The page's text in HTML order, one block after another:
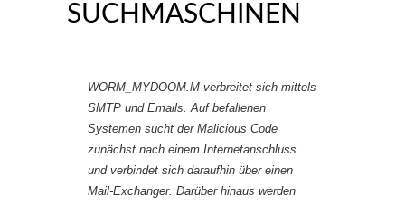
SUCHMASCHINEN
WORM_MYDOOM.M verbreitet sich mittels
SMTP und Emails. Auf befallenen
Systemen sucht der Malicious Code
zunächst nach einem Internetanschluss
und verbindet sich daraufhin über einen
Mail-Exchanger. Darüber hinaus werden